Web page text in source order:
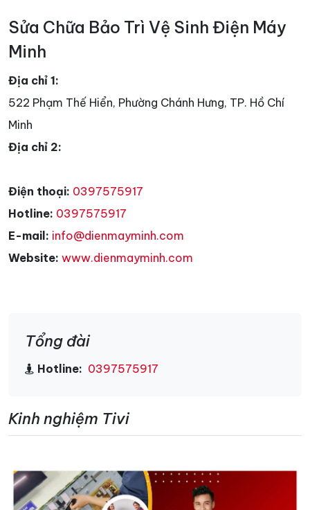
Sửa Chữa Bảo Trì Vệ Sinh Điện Máy
Minh
Địa chỉ 1:
522 Phạm Thế Hiển, Phường Chánh Hưng, TP. Hồ Chí
Minh
Địa chỉ 2:
Điện thoại: 0397575917
Hotline: 0397575917
E-mail: info@dienmayminh.com
Website: www.dienmayminh.com
Tổng đài
Hotline: 0397575917
Kinh nghiệm Tivi